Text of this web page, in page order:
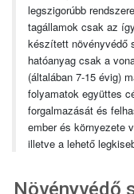
legszigorúbb
tagállamok csak az
készített növényvédő
hatóanyag csak a
(általában 7-15 évig)
folyamatok együttes
forgalmazását és
ember és környezete
illetve a lehető
Növényvédő